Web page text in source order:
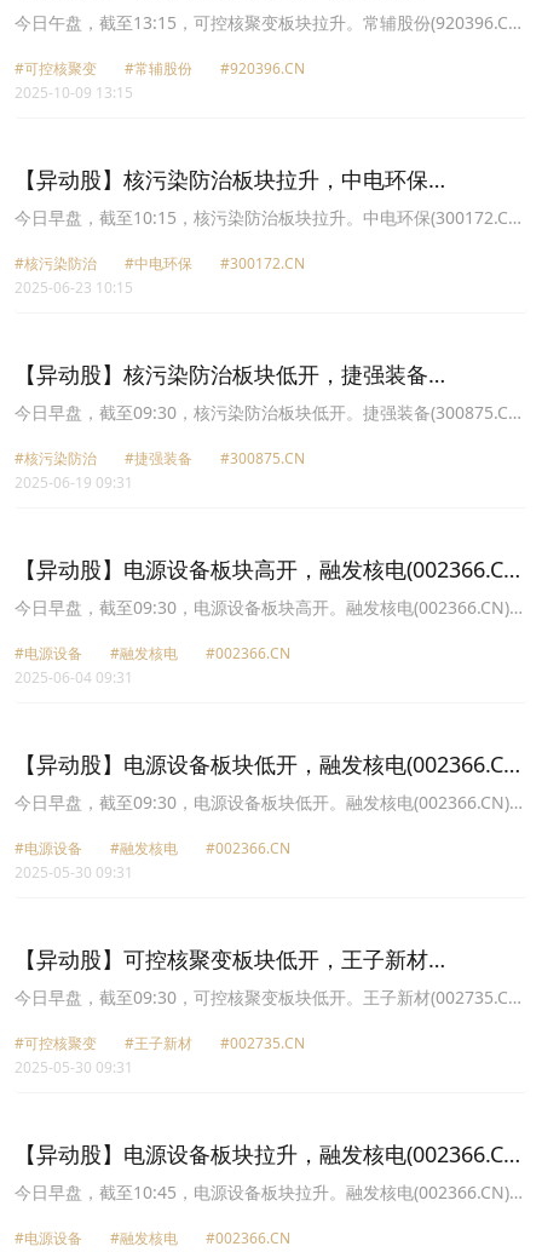
(920396.CN)涨26.08%
今日午盘，截至13:15，可控核聚变板块拉升。常辅股份(920396.CN)
西部超导(688122.CN)涨19.99%报78.1元，天力复合(920576.CN)涨
12.86%报32.65元，英杰电气(300820.CN)涨12.47%报58.35元，爱
#可控核聚变 #常辅股份
#920396.CN
2025-10-09 13:15
【异动股】核污染防治板块拉升，中电环保
(300172.CN)涨14.94%
今日早盘，截至10:15，核污染防治板块拉升。中电环保(300172.CN)
广核技(000881.CN)涨9.95%报9.06元，华强科技(688151.CN)涨
6.64%报20.87元，嘉戎技术(301148.CN)涨6.21%报24.8元，瑞奇智
#核污染防治 #中电环保
#300172.CN
2025-06-23 10:15
【异动股】核污染防治板块低开，捷强装备
(300875.CN)跌9.16%
今日早盘，截至09:30，核污染防治板块低开。捷强装备(300875.CN)
股份(002246.CN)跌4.76%报13.8元，嘉戎技术(301148.CN)跌3.74%
报23.68元，融发核电(002366.CN)跌3.66%报7.9元，新莱福
#核污染防治 #捷强装备
#300875.CN
2025-06-19 09:31
【异动股】电源设备板块高开，融发核电(002366.CN)
涨6.43%
今日早盘，截至09:30，电源设备板块高开。融发核电(002366.CN)涨
(002227.CN)涨3.66%报12.17元，英可瑞(300713.CN)涨3.04%报
17.28元，通合科技(300491.CN)涨2.34%报18.39元，英杰电气
#电源设备 #融发核电
#002366.CN
2025-06-04 09:31
【异动股】电源设备板块低开，融发核电(002366.CN)
跌9.95%
今日早盘，截至09:30，电源设备板块低开。融发核电(002366.CN)跌
气(300820.CN)跌3.53%报46.69元，爱科赛博(688719.CN)跌3.34%
报32.75元，哈空调(600202.CN)跌3.29%报5.59元，麦格米特
#电源设备 #融发核电
#002366.CN
2025-05-30 09:31
【异动股】可控核聚变板块低开，王子新材
(002735.CN)跌9.98%
今日早盘，截至09:30，可控核聚变板块低开。王子新材(002735.CN)
股份(002639.CN)跌8.83%报10.33元，常辅股份(871396.CN)跌
5.43%报45.11元，百利电气(600468.CN)跌4.87%报6.06元，海陆重
#可控核聚变 #王子新材
#002735.CN
2025-05-30 09:31
【异动股】电源设备板块拉升，融发核电(002366.CN)
涨9.99%
今日早盘，截至10:45，电源设备板块拉升。融发核电(002366.CN)涨
(002630.CN)涨4.84%报2.6元，哈空调(600202.CN)涨4.80%报5.89
#电源设备 #融发核电
#002366.CN